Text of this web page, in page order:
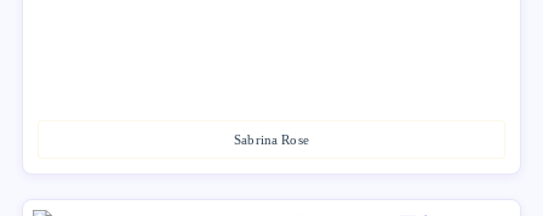
Sabrina Rose